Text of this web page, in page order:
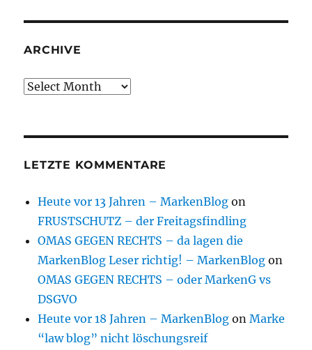
ARCHIVE
Archive
LETZTE KOMMENTARE
Heute vor 13 Jahren – MarkenBlog on
FRUSTSCHUTZ – der Freitagsfindling
OMAS GEGEN RECHTS – da lagen die
MarkenBlog Leser richtig! – MarkenBlog on
OMAS GEGEN RECHTS – oder MarkenG vs
DSGVO
Heute vor 18 Jahren – MarkenBlog onMarke
“law blog” nicht löschungsreif